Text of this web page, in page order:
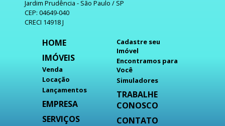
Jardim Prudência - São Paulo / SP
CEP: 04649-040
CRECI 14918 J
HOME
IMÓVEIS
Venda
Locação
Lançamentos
EMPRESA
SERVIÇOS
Cadastre seu
Imóvel
Encontramos para
Você
Simuladores
TRABALHE
CONOSCO
CONTATO